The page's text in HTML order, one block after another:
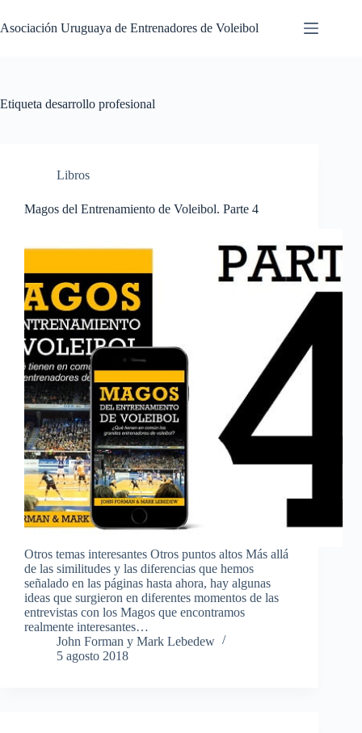
al
contenido
Asociación Uruguaya de Entrenadores de Voleibol
Etiqueta desarrollo profesional
Libros
Magos del Entrenamiento de Voleibol. Parte 4
Otros temas interesantes Otros puntos altos Más allá
de las similitudes y las diferencias que hemos
señalado en las páginas hasta ahora, hay algunas
ideas que surgieron en diferentes momentos de las
entrevistas con los Magos que encontramos
realmente interesantes…
John Forman y Mark Lebedew
5 agosto 2018